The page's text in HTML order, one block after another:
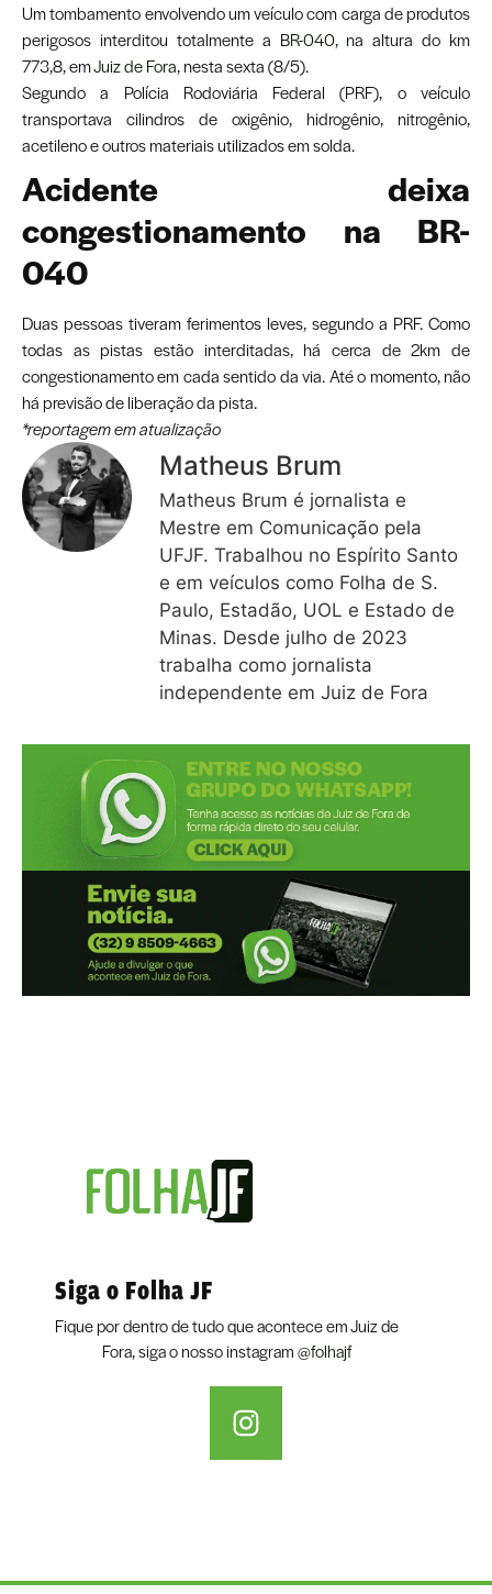
Um tombamento envolvendo um veículo com carga de produtos
perigosos interditou totalmente a BR-040,na altura do km
773,8, emJuiz de Fora, nesta sexta (8/5).
Segundo a Polícia Rodoviária Federal (PRF), o veículo
transportava cilindros de oxigênio, hidrogênio, nitrogênio,
acetileno e outros materiais utilizados em solda.
Acidente deixa
congestionamento na BR-
040
Duas pessoas tiveram ferimentos leves, segundo a PRF. Como
todas as pistas estão interditadas, há cerca de 2km de
congestionamento em cada sentido da via. Até o momento, não
há previsão de liberação da pista.
*reportagem em atualização
Matheus Brum
Matheus Brum é jornalista e
Mestre em Comunicação pela
UFJF. Trabalhou no Espírito Santo
e em veículos como Folha de S.
Paulo, Estadão, UOL e Estado de
Minas. Desde julho de 2023
trabalha como jornalista
independente em Juiz de Fora
Siga o Folha JF
Fique por dentro de tudo que acontece em Juiz de
Fora, siga o nosso instagram@folhajf